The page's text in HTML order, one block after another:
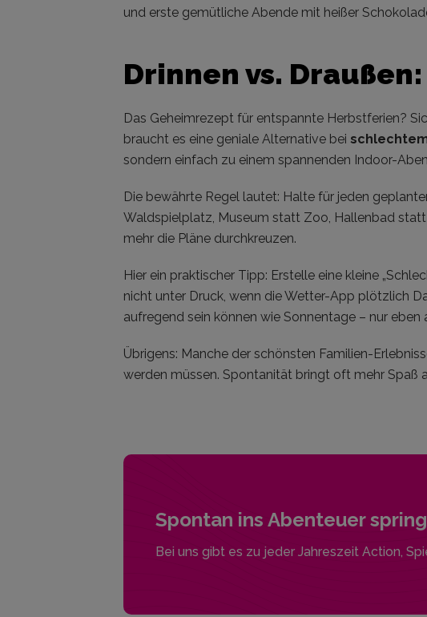
und erste gemütliche Abende mit heißer
Drinnen vs.
Das Geheimrezept für entspannte Herbstferien?
braucht es eine geniale Alternative bei
sondern einfach zu einem spannenden Indoor-
Die bewährte Regel lautet: Halte für jeden
Waldspielplatz, Museum statt Zoo, Hallenbad
mehr die Pläne durchkreuzen.
Hier ein praktischer Tipp: Erstelle eine kleine
nicht unter Druck, wenn die Wetter-App plötzlich
aufregend sein können wie Sonnentage – nur eben
Übrigens: Manche der schönsten Familien-
werden müssen. Spontanität bringt oft mehr Spaß
Spontan ins Abenteuer
Bei uns gibt es zu jeder Jahreszeit Action,